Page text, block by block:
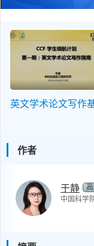
英文学术论文写作
作者
于静
中国科学